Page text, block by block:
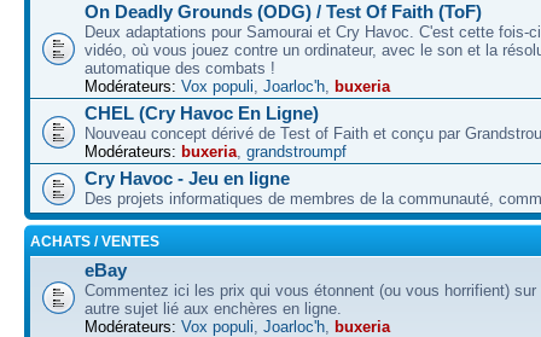
On Deadly Grounds (ODG) / Test Of Faith (ToF)
Deux adaptations pour Samourai et Cry Havoc. C'est cette fois-
vidéo, où vous jouez contre un ordinateur, avec le son et la
automatique des combats !
Modérateurs: Vox populi, Joarloc'h, buxeria
CHEL (Cry Havoc En Ligne)
Nouveau concept dérivé de Test of Faith et conçu par
Modérateurs: buxeria, grandstroumpf
Cry Havoc - Jeu en ligne
Des projets informatiques de membres de la communauté,
ACHATS / VENTES
eBay
Commentez ici les prix qui vous étonnent (ou vous horrifient)
autre sujet lié aux enchères en ligne.
Modérateurs: Vox populi, Joarloc'h, buxeria